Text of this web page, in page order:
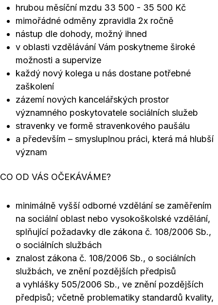
hrubou měsíční mzdu 33 500 - 35 500 Kč
mimořádné odměny zpravidla 2x ročně
nástup dle dohody, možný ihned
v oblasti vzdělávání Vám poskytneme široké
možnosti a supervize
každý nový kolega u nás dostane potřebné
zaškolení
zázemí nových kancelářských prostor
významného poskytovatele sociálních služeb
stravenky ve formě stravenkového paušálu
a především – smysluplnou práci, která má hlubší
význam
CO OD VÁS OČEKÁVÁME?
minimálně vyšší odborné vzdělání se zaměřením
na sociální oblast nebo vysokoškolské vzdělání,
splňující požadavky dle zákona č. 108/2006 Sb.,
o sociálních službách
znalost zákona č. 108/2006 Sb., o sociálních
službách, ve znění pozdějších předpisů
a vyhlášky 505/2006 Sb., ve znění pozdějších
předpisů; včetně problematiky standardů kvality,